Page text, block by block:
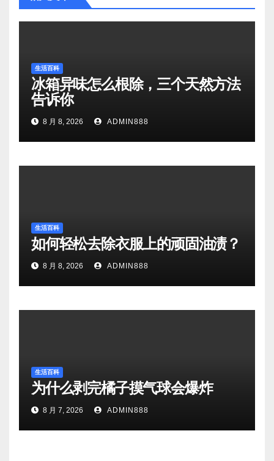
生活百科
冰箱异味怎么根除，三个天然方法
告诉你
8 月 8, 2026 ADMIN888
生活百科
如何轻松去除衣服上的顽固油渍？
8 月 8, 2026 ADMIN888
生活百科
为什么剥完橘子摸气球会爆炸
8 月 7, 2026 ADMIN888